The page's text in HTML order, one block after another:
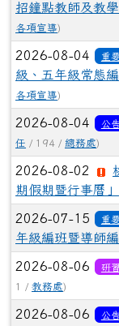
招鐘點教師及教
各項宣導)
2026-08-04 重
級、五年級常態
各項宣導)
2026-08-04 公
任 / 194 / 總務處)
2026-08-02
期假期暨行事曆」
2026-07-15 重
年級編班暨導師
2026-08-06 研習
1 / 教務處)
2026-08-06 公